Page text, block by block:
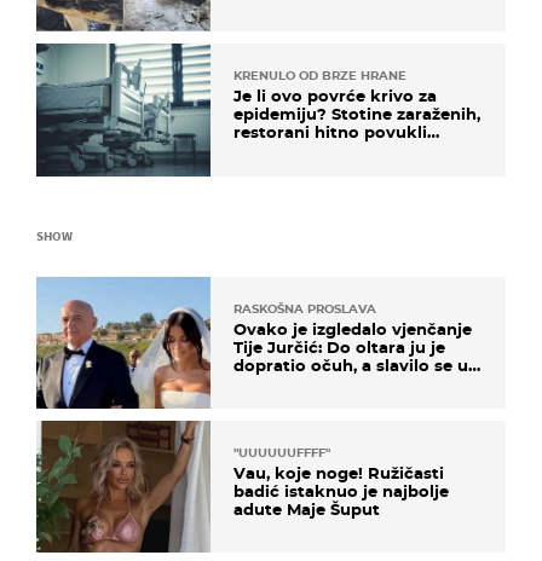
KRENULO OD BRZE HRANE
Je li ovo povrće krivo za
epidemiju? Stotine zaraženih,
restorani hitno povukli
SHOW
RASKOŠNA PROSLAVA
Ovako je izgledalo vjenčanje
Tije Jurčić: Do oltara ju je
dopratio očuh, a slavilo se uz
"UUUUUUFFFF"
Vau, koje noge! Ružičasti
badić istaknuo je najbolje
adute Maje Šuput